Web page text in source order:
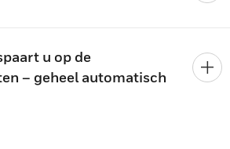
u op de
– geheel automatisch